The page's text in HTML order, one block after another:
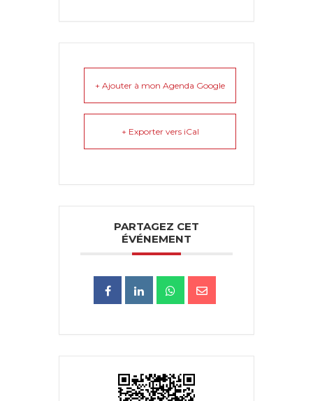
+ Ajouter à mon Agenda Google
+ Exporter vers iCal
PARTAGEZ CET
ÉVÉNEMENT